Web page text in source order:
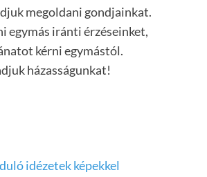
megoldani gondjainkat.
egymás iránti érzéseinket,
kérni egymástól.
házasságunkat!
idézetek képekkel